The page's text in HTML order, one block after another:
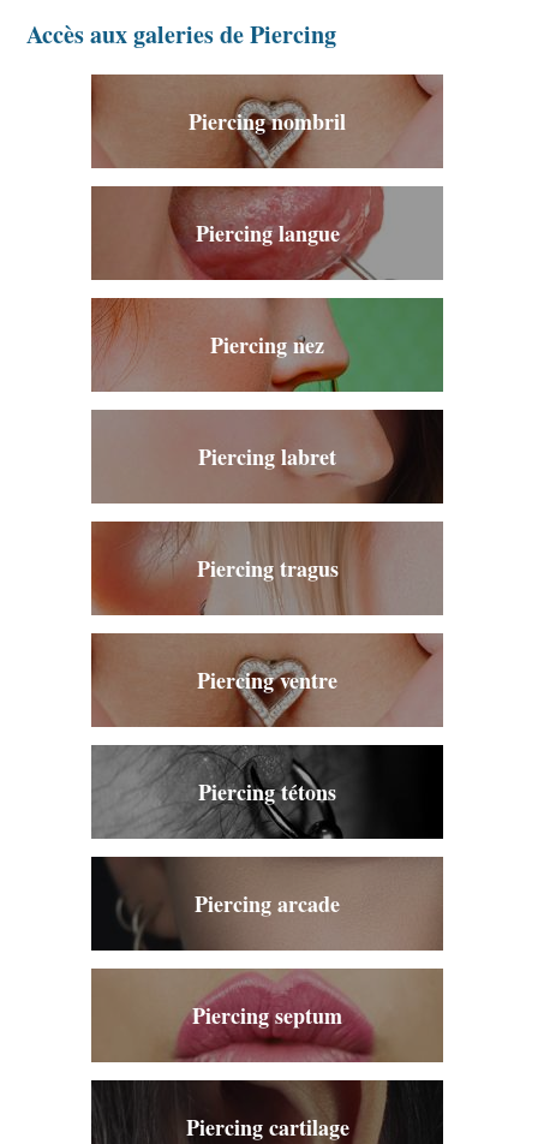
Accès aux galeries de Piercing
Piercing nombril
Piercing langue
Piercing nez
Piercing labret
Piercing tragus
Piercing ventre
Piercing tétons
Piercing arcade
Piercing septum
Piercing cartilage